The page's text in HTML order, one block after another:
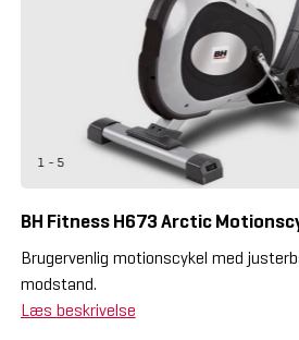
1 - 5
BH Fitness H673 Arctic
Brugervenlig motionscykel med
modstand.
Læs beskrivelse